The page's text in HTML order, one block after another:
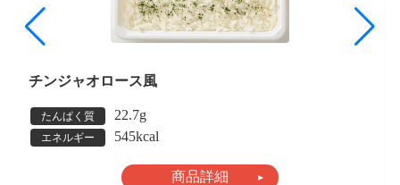
チンジャオロース風
たんぱく質 22.7g
エネルギー 545kcal
商品詳細